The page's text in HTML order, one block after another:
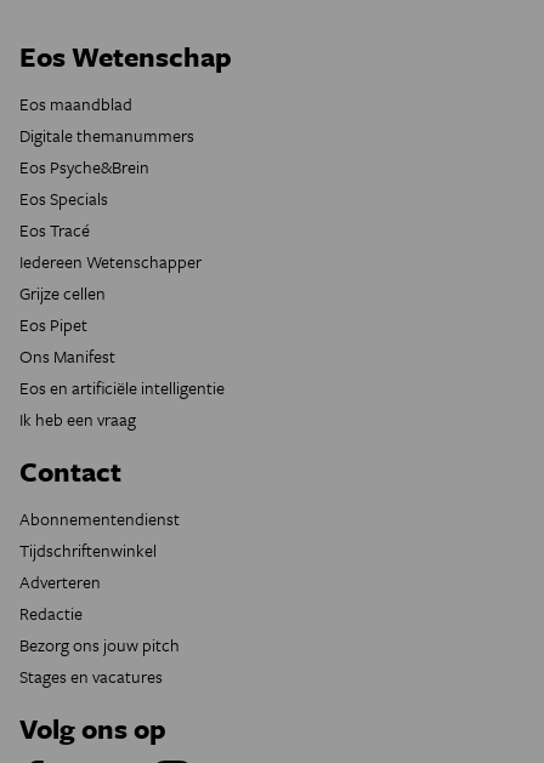
Eos Wetenschap
Eos maandblad
Digitale themanummers
Eos Psyche&Brein
Eos Specials
Eos Tracé
Iedereen Wetenschapper
Grijze cellen
Eos Pipet
Ons Manifest
Eos en artificiële intelligentie
Ik heb een vraag
Contact
Abonnementendienst
Tijdschriftenwinkel
Adverteren
Redactie
Bezorg ons jouw pitch
Stages en vacatures
Volg ons op